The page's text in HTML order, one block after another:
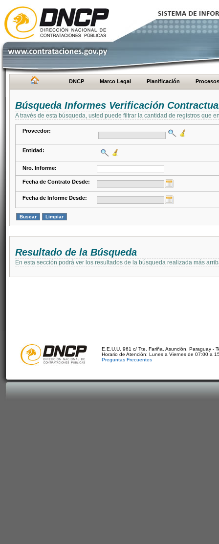
DNCP Marco Legal Planificación Procesos
Búsqueda Informes Verificación
A través de esta búsqueda, usted puede filtrar la cantidad de registros que
Proveedor:
Entidad:
Nro. Informe:
Fecha de Contrato Desde:
Fecha de Informe Desde:
Resultado de la Búsqueda
En esta sección podrá ver los resultados de la búsqueda realizada más
E.E.U.U. 961 c/ Tte. Fariña. Asunción, Paraguay -
Horario de Atención: Lunes a Viernes de 07:00 a
Preguntas Frecuentes